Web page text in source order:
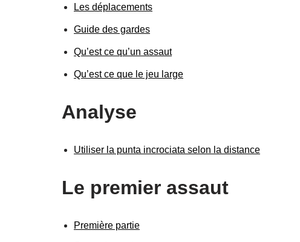
Les déplacements
Guide des gardes
Qu’est ce qu’un assaut
Qu’est ce que le jeu large
Analyse
Utiliser la punta incrociata selon la distance
Le premier assaut
Première partie